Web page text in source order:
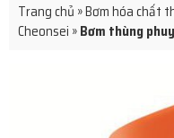
Trang chủ »Bơm hóa chất
Cheonsei »Bơm thùng